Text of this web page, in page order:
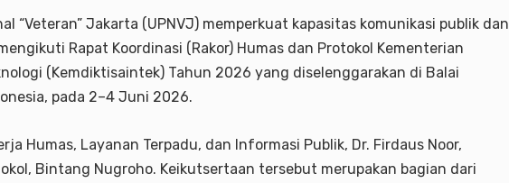
“Veteran” Jakarta (UPNVJ) memperkuat kapasitas komunikasi publik dan
Rapat Koordinasi (Rakor) Humas dan Protokol Kementerian
(Kemdiktisaintek) Tahun 2026 yang diselenggarakan di Balai
pada 2–4 Juni 2026.
Humas, Layanan Terpadu, dan Informasi Publik, Dr. Firdaus Noor,
Bintang Nugroho. Keikutsertaan tersebut merupakan bagian dari